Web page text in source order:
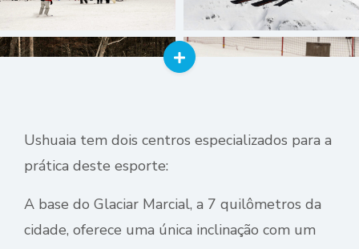
Ushuaia tem dois centros especializados para a
prática deste esporte:
A base do Glaciar Marcial, a 7 quilômetros da
cidade, oferece uma única inclinação com um